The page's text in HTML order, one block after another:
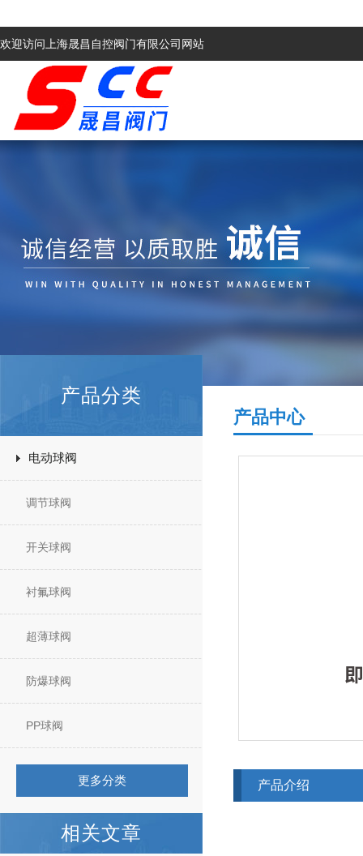
欢迎访问上海晟昌自控阀门有限公司网站
产品分类
电动球阀
调节球阀
开关球阀
衬氟球阀
超薄球阀
防爆球阀
PP球阀
更多分类
相关文章
产品中心
产品介绍